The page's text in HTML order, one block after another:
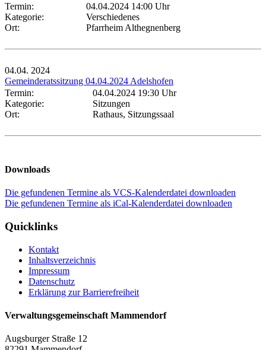
Termin:
04.04.2024 14:00 Uhr
Kategorie:
Verschiedenes
Ort:
Pfarrheim Althegnenberg
04.04. 2024
Gemeinderatssitzung 04.04.2024 Adelshofen
Termin:
04.04.2024 19:30 Uhr
Kategorie:
Sitzungen
Ort:
Rathaus, Sitzungssaal
Downloads
Die gefundenen Termine als VCS-Kalenderdatei downloaden
Die gefundenen Termine als iCal-Kalenderdatei downloaden
Quicklinks
Kontakt
Inhaltsverzeichnis
Impressum
Datenschutz
Erklärung zur Barrierefreiheit
Verwaltungsgemeinschaft Mammendorf
Augsburger Straße 12